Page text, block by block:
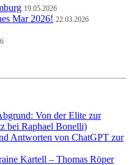
19.05.2026
Mar 2026! 22.03.2026
Von der Elite zur
bei Raphael Bonelli)
Antworten von ChatGPT zur
Kartell – Thomas Röper